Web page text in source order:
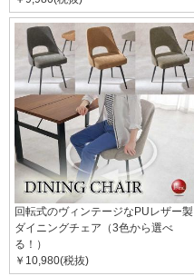
回転式のヴィンテージなPUレザー製
ダイニングチェア（3色から選べ
る！）
￥10,980(税抜)